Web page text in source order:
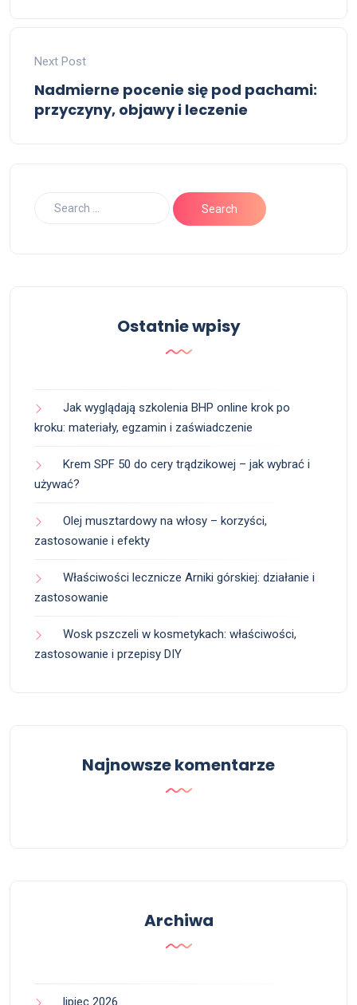
Next Post
Nadmierne pocenie się pod pachami:
przyczyny, objawy i leczenie
Ostatnie wpisy
Jak wyglądają szkolenia BHP online krok po
kroku: materiały, egzamin i zaświadczenie
Krem SPF 50 do cery trądzikowej – jak wybrać i
używać?
Olej musztardowy na włosy – korzyści,
zastosowanie i efekty
Właściwości lecznicze Arniki górskiej: działanie i
zastosowanie
Wosk pszczeli w kosmetykach: właściwości,
zastosowanie i przepisy DIY
Najnowsze komentarze
Archiwa
lipiec 2026